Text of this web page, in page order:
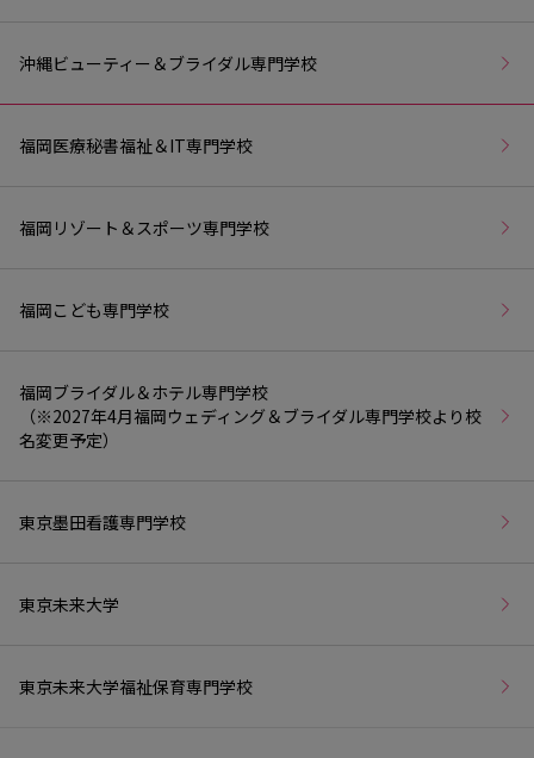
沖縄ビューティー＆ブライダル専門学校
福岡医療秘書福祉＆IT専門学校
福岡リゾート＆スポーツ専門学校
福岡こども専門学校
福岡ブライダル＆ホテル専門学校
（※2027年4月福岡ウェディング＆ブライダル専門学校より校
名変更予定）
東京墨田看護専門学校
東京未来大学
東京未来大学福祉保育専門学校